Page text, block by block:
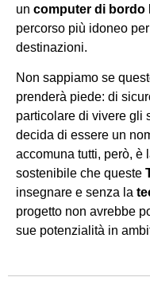
un computer di bordo
percorso più idoneo
destinazioni.
Non sappiamo se
prenderà piede: di
particolare di vivere gli
decida di essere un
accomuna tutti, però, è
sostenibile che queste
insegnare e senza la
progetto non avrebbe
sue potenzialità in